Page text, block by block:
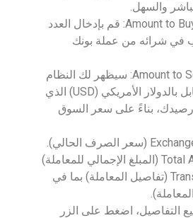
والسهل.
في حقل Amount to Buy BONK: قم بإدخال العدد
في شرائه من عملة بونك
في حقل Amount to Sell USD: سيظهر لك النظام
تلقائيًا المبلغ المقابل بالدولار الأمريكي (USD) الذي
بناءً على سعر السوق
تحقق من Total Amount (المبلغ الإجمالي للمعاملة)
وTransaction Details (تفاصيل المعاملة) بما في
التفاصيل، اضغط على الزر